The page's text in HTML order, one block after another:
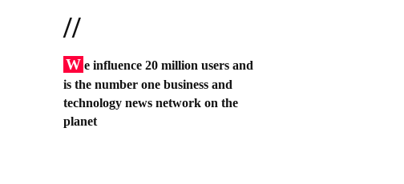
//
W e influence 20 million users and
is the number one business and
technology news network on the
planet